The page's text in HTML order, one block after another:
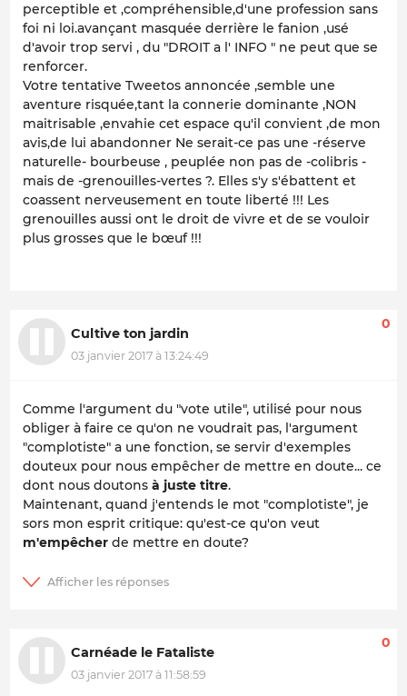
perceptible et ,compréhensible,d'une profession sans
foi ni loi.avançant masquée derrière le fanion ,usé
d'avoir trop servi , du "DROIT a l' INFO " ne peut que se
renforcer.
Votre tentative Tweetos annoncée ,semble une
aventure risquée,tant la connerie dominante ,NON
maitrisable ,envahie cet espace qu'il convient ,de mon
avis,de lui abandonner Ne serait-ce pas une -réserve
naturelle- bourbeuse , peuplée non pas de -colibris -
mais de -grenouilles-vertes ?. Elles s'y s'ébattent et
coassent nerveusement en toute liberté !!! Les
grenouilles aussi ont le droit de vivre et de se vouloir
plus grosses que le bœuf !!!
Cultive ton jardin
03 janvier 2017 à 13:24:49
0
Comme l'argument du "vote utile", utilisé pour nous
obliger à faire ce qu'on ne voudrait pas, l'argument
"complotiste" a une fonction, se servir d'exemples
douteux pour nous empêcher de mettre en doute... ce
dont nous doutons à juste titre.
Maintenant, quand j'entends le mot "complotiste", je
sors mon esprit critique: qu'est-ce qu'on veut
m'empêcher de mettre en doute?
Carnéade le Fataliste
03 janvier 2017 à 11:58:59
0